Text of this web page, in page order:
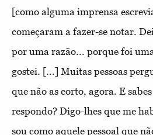
[como alguma imprensa
começaram a fazer-se notar.
por uma razão... porque foi
gostei. [...] Muitas pessoas
que não as corto, agora. E
respondo? Digo-lhes que me
sou como aquele pessoal que